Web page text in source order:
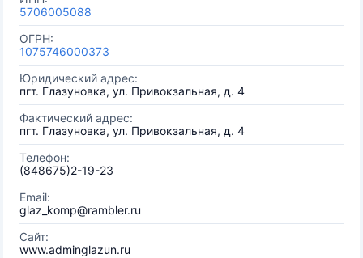
5706005088
ОГРН:
1075746000373
Юридический адрес:
пгт. Глазуновка, ул. Привокзальная, д. 4
Фактический адрес:
пгт. Глазуновка, ул. Привокзальная, д. 4
Телефон:
(848675)2-19-23
Email:
glaz_komp@rambler.ru
Сайт:
www.adminglazun.ru